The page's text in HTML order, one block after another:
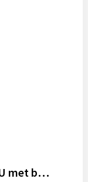
MEYER. Zaknotitieblok in PU met blanco pagina's